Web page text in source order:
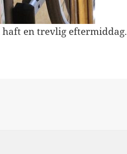
en trevlig eftermiddag.